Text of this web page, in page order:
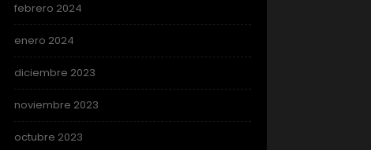
febrero 2024
enero 2024
diciembre 2023
noviembre 2023
octubre 2023